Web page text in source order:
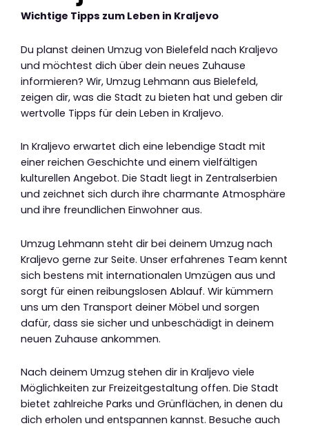
Wichtige Tipps zum Leben in Kraljevo
Du planst deinen Umzug von Bielefeld nach Kraljevo
und möchtest dich über dein neues Zuhause
informieren? Wir, Umzug Lehmann aus Bielefeld,
zeigen dir, was die Stadt zu bieten hat und geben dir
wertvolle Tipps für dein Leben in Kraljevo.
In Kraljevo erwartet dich eine lebendige Stadt mit
einer reichen Geschichte und einem vielfältigen
kulturellen Angebot. Die Stadt liegt in Zentralserbien
und zeichnet sich durch ihre charmante Atmosphäre
und ihre freundlichen Einwohner aus.
Umzug Lehmann steht dir bei deinem Umzug nach
Kraljevo gerne zur Seite. Unser erfahrenes Team kennt
sich bestens mit internationalen Umzügen aus und
sorgt für einen reibungslosen Ablauf. Wir kümmern
uns um den Transport deiner Möbel und sorgen
dafür, dass sie sicher und unbeschädigt in deinem
neuen Zuhause ankommen.
Nach deinem Umzug stehen dir in Kraljevo viele
Möglichkeiten zur Freizeitgestaltung offen. Die Stadt
bietet zahlreiche Parks und Grünflächen, in denen du
dich erholen und entspannen kannst. Besuche auch